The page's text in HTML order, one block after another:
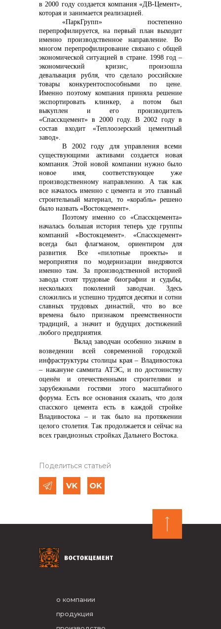
в 2000 году создается компания «ДВ-Цемент»,
которая и занимается реализацией.
«ПаркГрупп» постепенно
перепрофилируется, на первый план выходит
именно производственное направление. Во
многом перепрофилирование связано с общей
экономической ситуацией в стране. 1998 год –
экономический кризис, произошла
девальвация рубля, что сделало российские
товары конкурентоспособными по цене.
Именно поэтому компания приняла решение
экспортировать клинкер, а потом был
выкуплен и его производитель
«Спасскцемент» в 2000 году. В 2002 году в
состав входит «Теплоозерский цементный
завод».
В 2002 году для управления всеми
существующими активами создается новая
компания. Этой новой компании нужно было
новое имя, соответствующее уже
производственному направлению. А так как
все началось именно с цемента и это главный
строительный материал, то «корабль» решено
было назвать «Востокцемент».
Поэтому именно со «Спасскцемента»
началась большая история теперь уде группы
компаний «Востокцемент». «Спасскцемент»
всегда был флагманом, ориентиром для
развития. Все «пилотные проекты» и
мероприятия по модернизации внедряются
именно там. За производственной историей
завода стоят трудовые биографии и судьбы,
нескольких поколений заводчан. Здесь
сложились и успешно трудятся десятки и сотни
славных трудовых династий, что во все
времена было признаком преемственности
традиций, а значит и будущих достижений
любого предприятия.
Вклад заводчан особенно значим в
возведении всей современной городской
инфраструктуры столицы края – Владивостока
– накануне саммита АТЭС, и по достоинству
оценён и отечественными строителями и
зарубежными гостями этого масштабного
форума. Есть все основания сказать, что доля
спасского цемента есть в каждой стройке
Владивостока – и так было на протяжении
целого столетия. Так продолжается и сейчас на
всех грандиозных стройках Дальнего Востока.
Поделиться статьей
о компании
продукция